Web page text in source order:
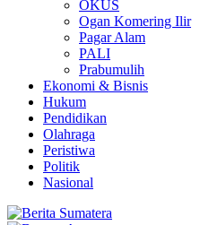
OKUS
Ogan Komering Ilir
Pagar Alam
PALI
Prabumulih
Ekonomi & Bisnis
Hukum
Pendidikan
Olahraga
Peristiwa
Politik
Nasional